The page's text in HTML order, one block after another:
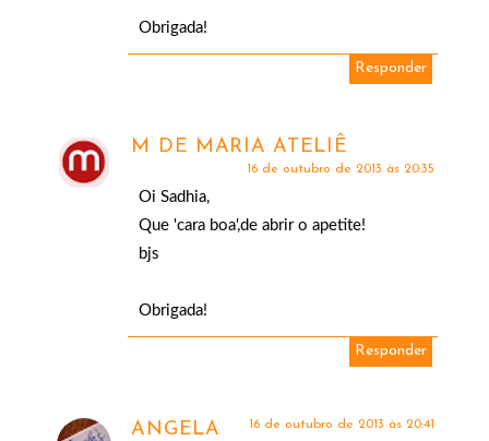
Obrigada!
Responder
M DE MARIA ATELIÊ
16 de outubro de 2013 às 20:35
Oi Sadhia,
Que 'cara boa',de abrir o apetite!
bjs
Obrigada!
Responder
ANGELA 16 de outubro de 2013 às 20:41